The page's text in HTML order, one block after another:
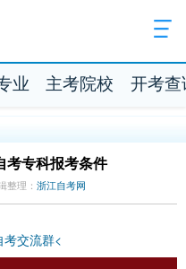
业 主考院校 开考查
考专科报考条件
整理： 浙江自考网
考交流群<